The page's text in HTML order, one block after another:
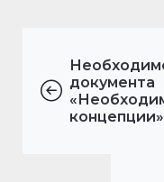
документа
концепции»